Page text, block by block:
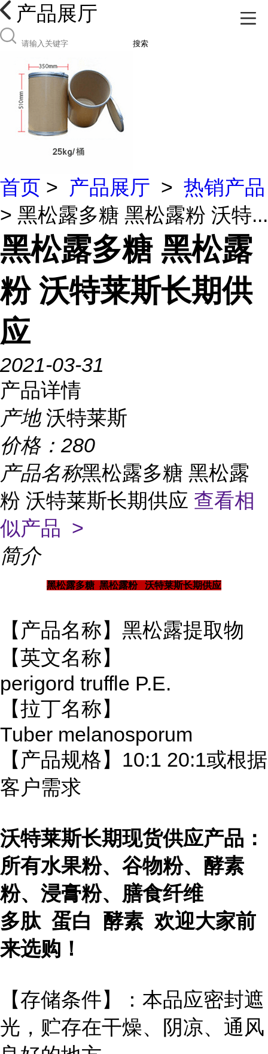
产品展厅
搜索
首页 > 产品展厅 > 热销产品
> 黑松露多糖 黑松露粉 沃特...
黑松露多糖 黑松露
粉 沃特莱斯长期供
应
2021-03-31
产品详情
产地 沃特莱斯
价格： 280
产品名称黑松露多糖 黑松露
粉 沃特莱斯长期供应 查看相
似产品 >
简介
黑松露多糖 黑松露粉 沃特莱斯长期供应
【产品名称】黑松露提取物
【英文名称】
perigord truffle P.E.
【拉丁名称】
Tuber melanosporum
【产品规格】10:1 20:1或根据
客户需求
沃特莱斯长期现货供应产品：
所有水果粉、谷物粉、酵素
粉、浸膏粉、膳食纤维
多肽 蛋白 酵素 欢迎大家前
来选购！
【存储条件】：本品应密封遮
光，贮存在干燥、阴凉、通风